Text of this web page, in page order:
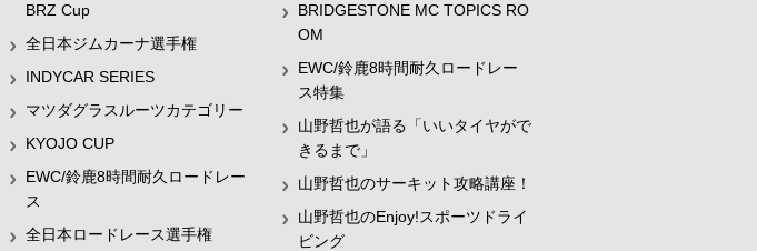
BRZ Cup
全日本ジムカーナ選手権
INDYCAR SERIES
マツダグラスルーツカテゴリー
KYOJO CUP
EWC/鈴鹿8時間耐久ロードレー
ス
全日本ロードレース選手権
BRIDGESTONE MC TOPICS RO
OM
EWC/鈴鹿8時間耐久ロードレー
ス特集
山野哲也が語る「いいタイヤがで
きるまで」
山野哲也のサーキット攻略講座！
山野哲也のEnjoy!スポーツドライ
ビング